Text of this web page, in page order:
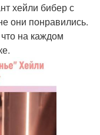
хейли бибер с
они понравились.
на каждом